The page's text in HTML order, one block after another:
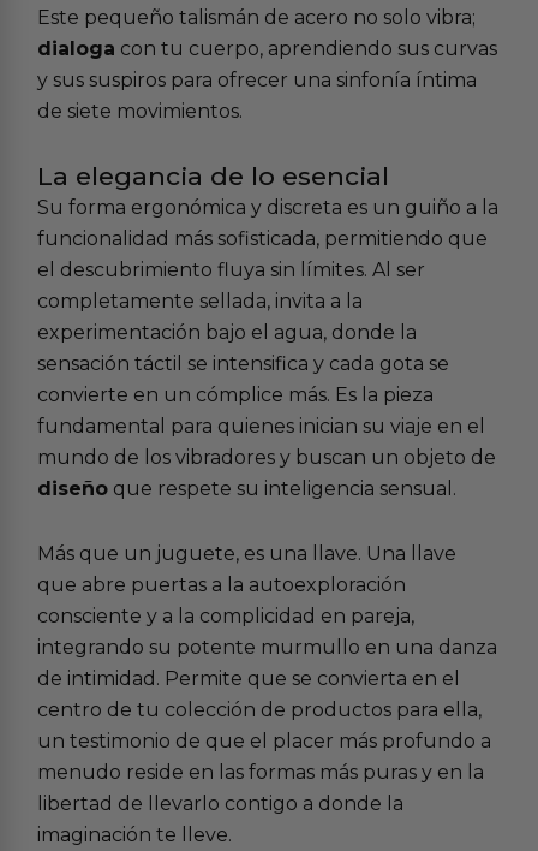
Este pequeño talismán de acero no solo vibra;
dialoga con tu cuerpo, aprendiendo sus curvas
y sus suspiros para ofrecer una sinfonía íntima
de siete movimientos.
La elegancia de lo esencial
Su forma ergonómica y discreta es un guiño a la
funcionalidad más sofisticada, permitiendo que
el descubrimiento fluya sin límites. Al ser
completamente sellada, invita a la
experimentación bajo el agua, donde la
sensación táctil se intensifica y cada gota se
convierte en un cómplice más. Es la pieza
fundamental para quienes inician su viaje en el
mundo de losvibradores y buscan un objeto de
diseño que respete su inteligencia sensual.
Más que un juguete, es una llave. Una llave
que abre puertas a la autoexploración
consciente y a la complicidad en pareja,
integrando su potente murmullo en una danza
de intimidad. Permite que se convierta en el
centro de tu colección de productos para ella,
un testimonio de que el placer más profundo a
menudo reside en las formas más puras y en la
libertad de llevarlo contigo a donde la
imaginación te lleve.